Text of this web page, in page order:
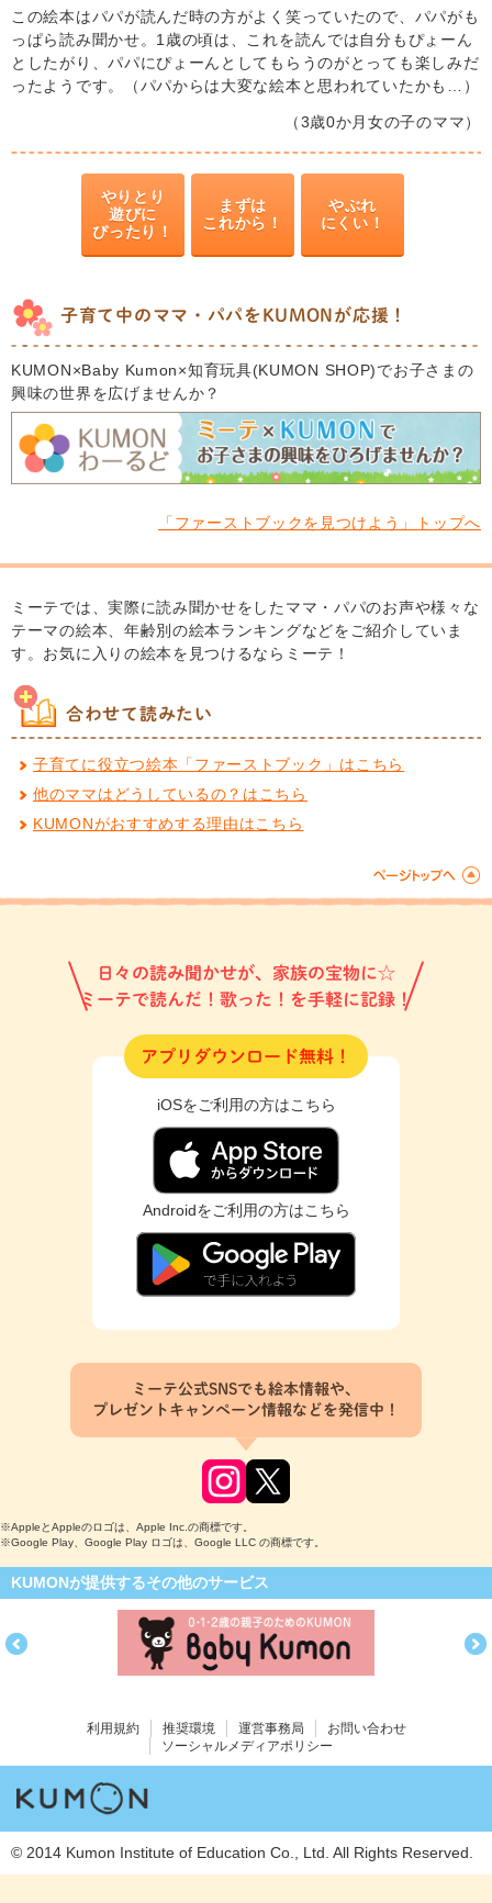
この絵本はパパが読んだ時の方がよく笑っていたので、パパがも
っぱら読み聞かせ。1歳の頃は、これを読んでは自分もぴょーん
としたがり、パパにぴょーんとしてもらうのがとっても楽しみだ
ったようです。（パパからは大変な絵本と思われていたかも…）
（3歳0か月女の子のママ）
やりとり
遊びに
ぴったり！
まずは
これから！
やぶれ
にくい！
子育て中のママ・パパをKUMONが応援！
KUMON×Baby Kumon×知育玩具(KUMON SHOP)でお子さまの
興味の世界を広げませんか？
「ファーストブックを見つけよう」トップへ
ミーテでは、実際に読み聞かせをしたママ・パパのお声や様々な
テーマの絵本、年齢別の絵本ランキングなどをご紹介していま
す。お気に入りの絵本を見つけるならミーテ！
合わせて読みたい
子育てに役立つ絵本「ファーストブック」はこちら
他のママはどうしているの？はこちら
KUMONがおすすめする理由はこちら
日々の読み聞かせが、家族の宝物に☆
ミーテで読んだ！歌った！を手軽に記録！
アプリダウンロード無料！
iOSをご利用の方はこちら
Androidをご利用の方はこちら
ミーテ公式SNSでも絵本情報や、
プレゼントキャンペーン情報などを発信中！
※AppleとAppleのロゴは、Apple Inc.の商標です。
※Google Play、Google Play ロゴは、Google LLC の商標です。
KUMONが提供するその他のサービス
利用規約 推奨環境 運営事務局
お問い合わせ
ソーシャルメディアポリシー
© 2014 Kumon Institute of Education Co., Ltd. All Rights Reserved.